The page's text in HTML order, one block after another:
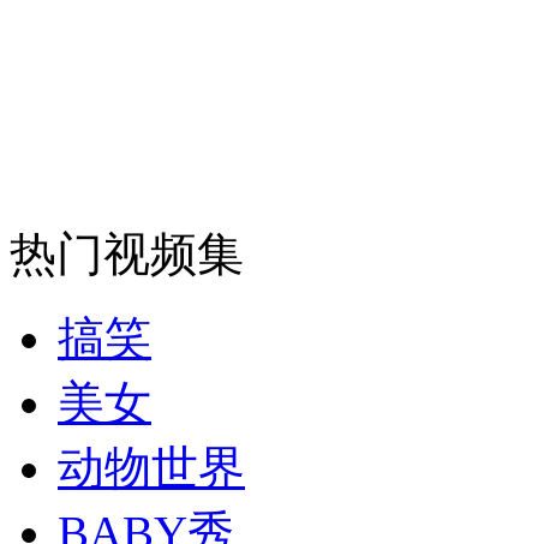
纽约上演“枕头大战”
司机酒驾遇交警 急速倒车逃窜
热门视频集
搞笑
美女
动物世界
BABY秀